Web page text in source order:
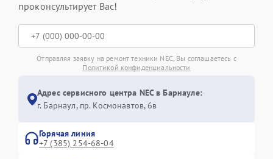
проконсультирует Вас!
Отправляя заявку на ремонт техники NEC, Вы соглашаетесь с
Политикой конфиденциальности
Адрес сервисного центра NEC в Барнауле:
г. Барнаул, ​пр. Космонавтов, 6в
Горячая линия
+7 (385) 254-68-04